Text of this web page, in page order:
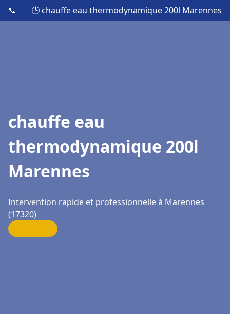
📞 🕒 chauffe eau thermodynamique 200l Marennes
chauffe eau
thermodynamique 200l
Marennes
Intervention rapide et professionnelle à Marennes
(17320)